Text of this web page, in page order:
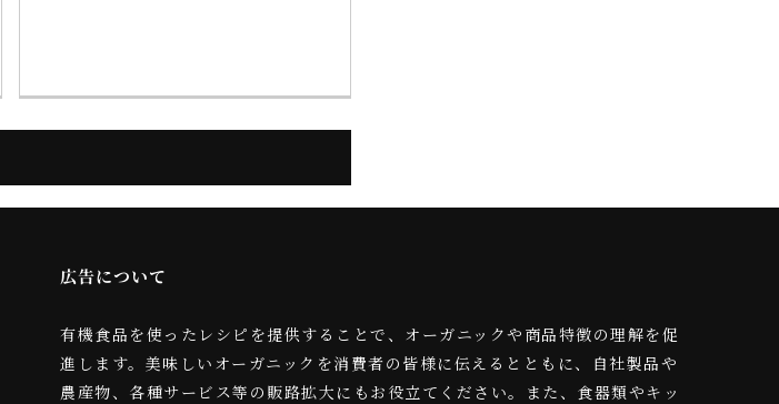
広告について
有機食品を使ったレシピを提供することで、オーガニックや商品特徴の理解を促
進します。美味しいオーガニックを消費者の皆様に伝えるとともに、自社製品や
農産物、各種サービス等の販路拡大にもお役立てください。また、食器類やキッ